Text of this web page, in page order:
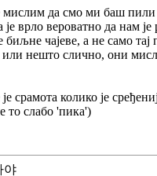
мислим да смо ми баш
врло вероватно да нам
биљне чајеве, а не само
нешто слично, они
срамота колико је
то слабо 'пика')
야